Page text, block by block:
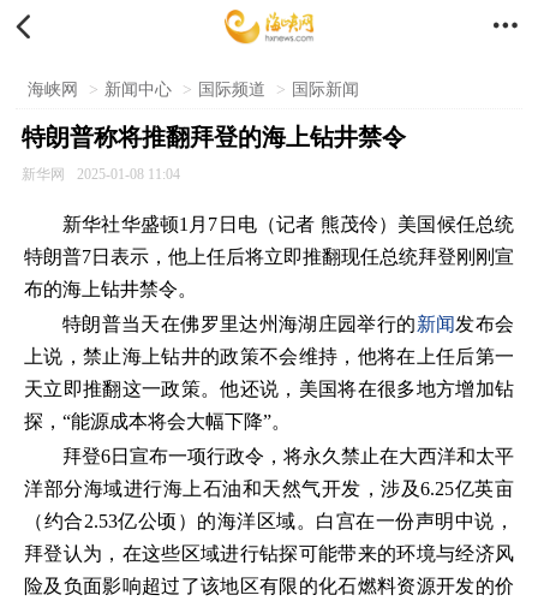
 
海峡网 > 新闻中心 > 国际频道 > 国际新闻
特朗普称将推翻拜登的海上钻井禁令
新华网 2025-01-08 11:04
新华社华盛顿1月7日电（记者 熊茂伶）美国候任总统
特朗普7日表示，他上任后将立即推翻现任总统拜登刚刚宣
布的海上钻井禁令。
特朗普当天在佛罗里达州海湖庄园举行的新闻发布会
上说，禁止海上钻井的政策不会维持，他将在上任后第一
天立即推翻这一政策。他还说，美国将在很多地方增加钻
探，“能源成本将会大幅下降”。
拜登6日宣布一项行政令，将永久禁止在大西洋和太平
洋部分海域进行海上石油和天然气开发，涉及6.25亿英亩
（约合2.53亿公顷）的海洋区域。白宫在一份声明中说，
拜登认为，在这些区域进行钻探可能带来的环境与经济风
险及负面影响超过了该地区有限的化石燃料资源开发的价